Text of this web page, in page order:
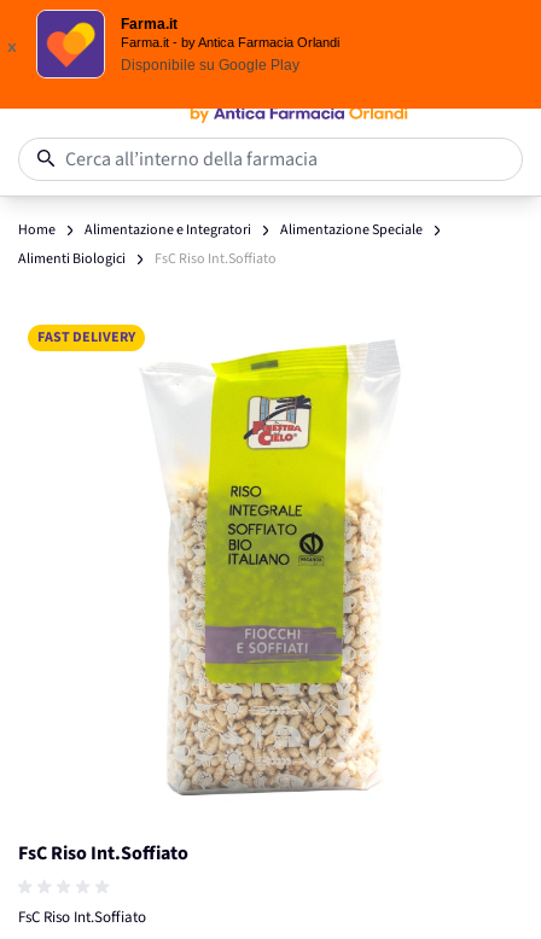
Spedizione
x
Farma.it
Farma.it - by Antica Farmacia Orlandi
Disponibile su Google Play
Salta al contenuto
Cerca all’interno della farmacia
Home Alimentazione e Integratori
Alimentazione Speciale
Alimenti Biologici
FsC Riso Int.Soffiato
FAST DELIVERY
Main image
Click to view image in fullscreen
FsC Riso Int.Soffiato
FsC Riso Int.Soffiato